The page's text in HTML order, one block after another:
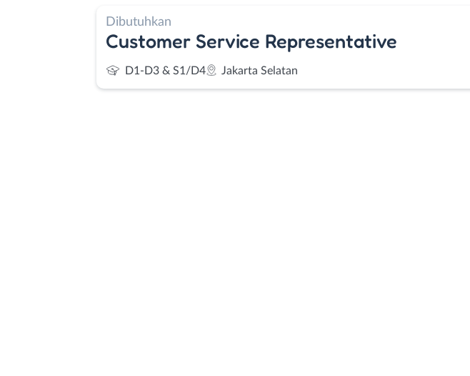
Dibutuhkan
Customer Service Representative
D1-D3 & S1/D4 Jakarta Selatan